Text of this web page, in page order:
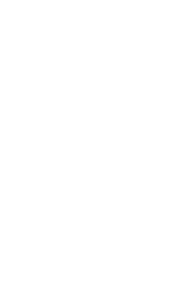
生物识